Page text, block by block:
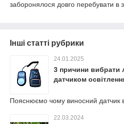
заборонялося довго перебувати в
Інші статті рубрики
24.01.2025
3 причини вибрати
датчиком
Пояснюємо чому виносний датчик
22.03.2024